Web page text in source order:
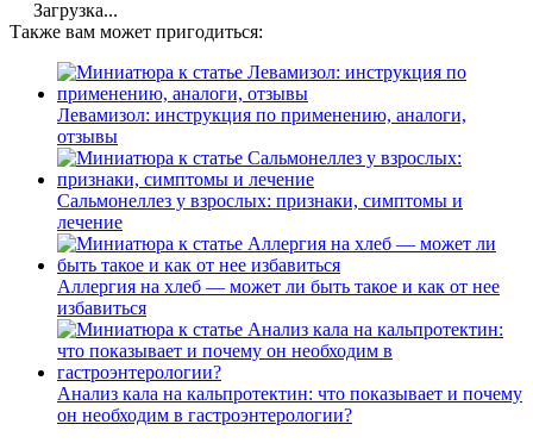
Загрузка...
Также вам может пригодиться:
Левамизол: инструкция по применению, аналоги,
отзывы
Сальмонеллез у взрослых: признаки, симптомы и
лечение
Аллергия на хлеб — может ли быть такое и как от нее
избавиться
Анализ кала на кальпротектин: что показывает и почему
он необходим в гастроэнтерологии?